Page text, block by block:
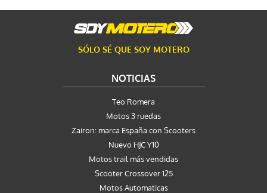
SÓLO SÉ QUE SOY MOTERO
NOTICIAS
Teo Romera
Motos 3 ruedas
Zairon: marca España con Scooters
Nuevo HJC Y10
Motos trail más vendidas
Scooter Crossover 125
Motos Automaticas